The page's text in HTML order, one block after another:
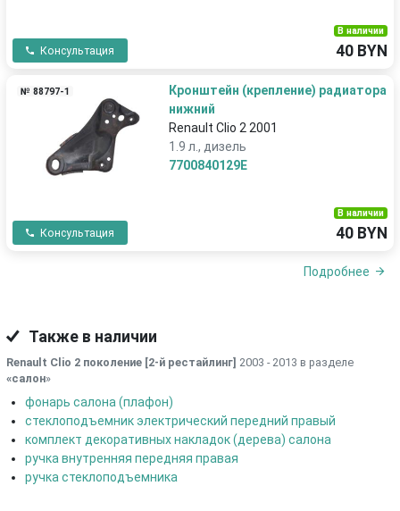
Консультация
В наличии
40 BYN
№ 88797-1
Кронштейн (крепление) радиатора
нижний
Renault Clio 2 2001
1.9 л., дизель
7700840129E
Консультация
В наличии
40 BYN
Подробнее
Также в наличии
Renault Clio 2 поколение [2-й рестайлинг] 2003 - 2013 в разделе
«салон»
фонарь салона (плафон)
стеклоподъемник электрический передний правый
комплект декоративных накладок (дерева) салона
ручка внутренняя передняя правая
ручка стеклоподъемника